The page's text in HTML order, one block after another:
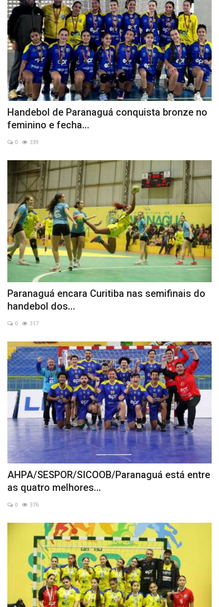
Handebol de Paranaguá conquista bronze no
feminino e fecha...
0 339
Paranaguá encara Curitiba nas semifinais do
handebol dos...
0 317
AHPA/SESPOR/SICOOB/Paranaguá está entre
as quatro melhores...
0 376